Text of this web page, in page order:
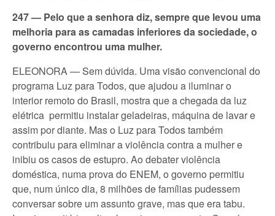
247 — Pelo que a senhora diz, sempre que levou uma
melhoria para as camadas inferiores da sociedade, o
governo encontrou uma mulher.
ELEONORA — Sem dúvida. Uma visão convencional do
programa Luz para Todos, que ajudou a iluminar o
interior remoto do Brasil, mostra que a chegada da luz
elétrica permitiu instalar geladeiras, máquina de lavar e
assim por diante. Mas o Luz para Todos também
contribuiu para eliminar a violência contra a mulher e
inibiu os casos de estupro. Ao debater violência
doméstica, numa prova do ENEM, o governo permitiu
que, num único dia, 8 milhões de famílias pudessem
conversar sobre um assunto grave, mas que era tabu.